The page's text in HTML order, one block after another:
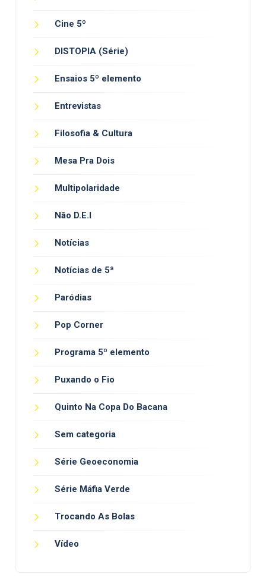
Cine 5º
DISTOPIA (Série)
Ensaios 5º elemento
Entrevistas
Filosofia & Cultura
Mesa Pra Dois
Multipolaridade
Não D.E.I
Notícias
Notícias de 5ª
Paródias
Pop Corner
Programa 5º elemento
Puxando o Fio
Quinto Na Copa Do Bacana
Sem categoria
Série Geoeconomia
Série Máfia Verde
Trocando As Bolas
Vídeo